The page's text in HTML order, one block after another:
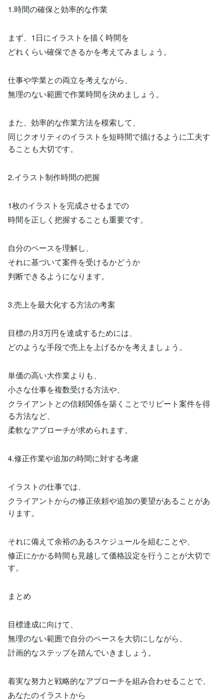
1.時間の確保と効率的な作業
まず、1日にイラストを描く時間を
どれくらい確保できるかを考えてみましょう。
仕事や学業との両立を考えながら、
無理のない範囲で作業時間を決めましょう。
また、効率的な作業方法を模索して、
同じクオリティのイラストを短時間で描けるように工夫す
ることも大切です。
2.イラスト制作時間の把握
1枚のイラストを完成させるまでの
時間を正しく把握することも重要です。
自分のペースを理解し、
それに基づいて案件を受けるかどうか
判断できるようになります。
3.売上を最大化する方法の考案
目標の月3万円を達成するためには、
どのような手段で売上を上げるかを考えましょう。
単価の高い大作業よりも、
小さな仕事を複数受ける方法や、
クライアントとの信頼関係を築くことでリピート案件を得
る方法など、
柔軟なアプローチが求められます。
4.修正作業や追加の時間に対する考慮
イラストの仕事では、
クライアントからの修正依頼や追加の要望があることがあ
ります。
それに備えて余裕のあるスケジュールを組むことや、
修正にかかる時間も見越して価格設定を行うことが大切で
す。
まとめ
目標達成に向けて、
無理のない範囲で自分のペースを大切にしながら、
計画的なステップを踏んでいきましょう。
着実な努力と戦略的なアプローチを組み合わせることで、
あなたのイラストから